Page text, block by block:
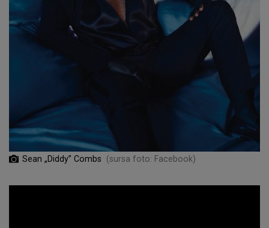
Sean „Diddy” Combs (sursa foto: Facebook)